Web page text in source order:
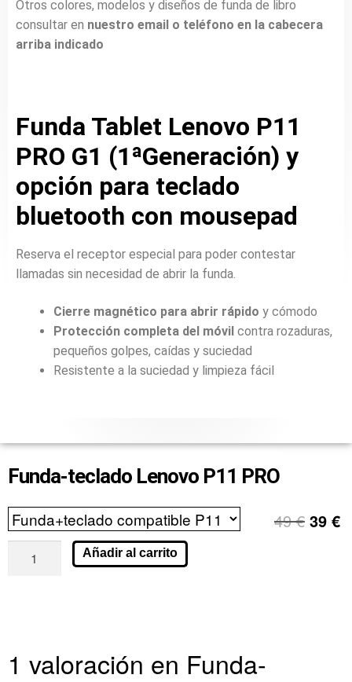
Otros colores, modelos y diseños de funda de libro
consultar en nuestro email o teléfono en la cabecera
arriba indicado
Funda Tablet Lenovo P11
PRO G1 (1ªGeneración) y
opción para teclado
bluetooth con mousepad
Reserva el receptor especial para poder contestar
llamadas sin necesidad de abrir la funda.
Cierre magnético para abrir rápido y cómodo
Protección completa del móvil contra rozaduras,
pequeños golpes, caídas y suciedad
Resistente a la suciedad y limpieza fácil
Funda-teclado Lenovo P11 PRO
49€ 39 €
Añadir al carrito
1 valoración en Funda-